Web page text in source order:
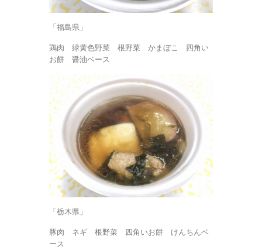
「福島県」
鶏肉 緑黄色野菜 根野菜 かまぼこ 四角い
お餅 醤油ベース
「栃木県」
豚肉 ネギ 根野菜 四角いお餅 けんちんベ
ース